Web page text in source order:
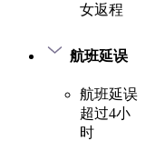
女返程
航班延误
航班延误
超过4小
时